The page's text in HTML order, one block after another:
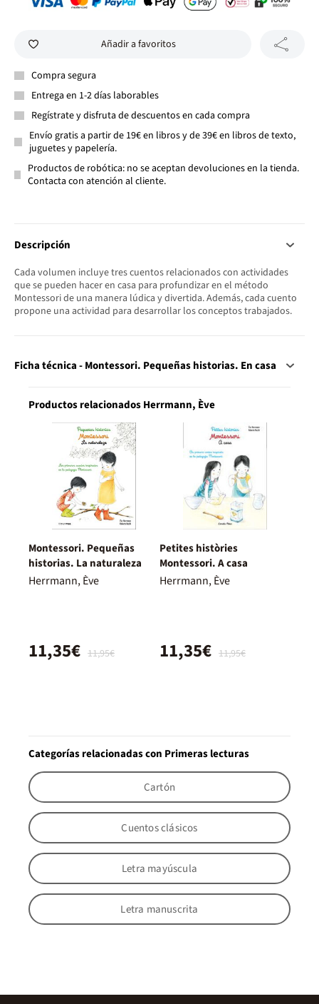
Añadir a favoritos
Compra segura
Entrega en 1-2 días laborables
Regístrate y disfruta de descuentos en cada compra
Envío gratis a partir de 19€ en libros y de 39€ en libros de texto,
juguetes y papelería.
Productos de robótica: no se aceptan devoluciones en la tienda.
Contacta con atención al cliente.
Descripción
Cada volumen incluye tres cuentos relacionados con actividades
que se pueden hacer en casa para profundizar en el método
Montessori de una manera lúdica y divertida. Además, cada cuento
propone una actividad para desarrollar los conceptos trabajados.
Ficha técnica - Montessori. Pequeñas historias. En casa
Productos relacionados Herrmann, Ève
Montessori. Pequeñas
historias. La naturaleza
Herrmann, Ève
11,95€
11,35€
Petites històries
Montessori. A casa
Herrmann, Ève
11,95€
11,35€
Categorías relacionadas con Primeras lecturas
Cartón
Cuentos clásicos
Letra mayúscula
Letra manuscrita